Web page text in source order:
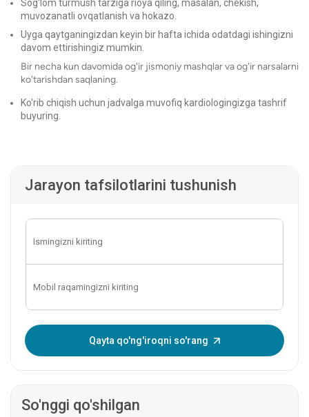
Sog'lom turmush tarziga rioya qiling, masalan, chekish,
muvozanatli ovqatlanish va hokazo.
Uyga qaytganingizdan keyin bir hafta ichida odatdagi ishingizni
davom ettirishingiz mumkin.
Bir necha kun davomida og'ir jismoniy mashqlar va og'ir narsalarni
ko'tarishdan saqlaning.
Ko'rib chiqish uchun jadvalga muvofiq kardiologingizga tashrif
buyuring.
Jarayon tafsilotlarini tushunish
Qayta qo'ng'iroqni so'rang
So'nggi qo'shilgan